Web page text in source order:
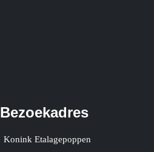
Bezoekadres
Konink Etalagepoppen